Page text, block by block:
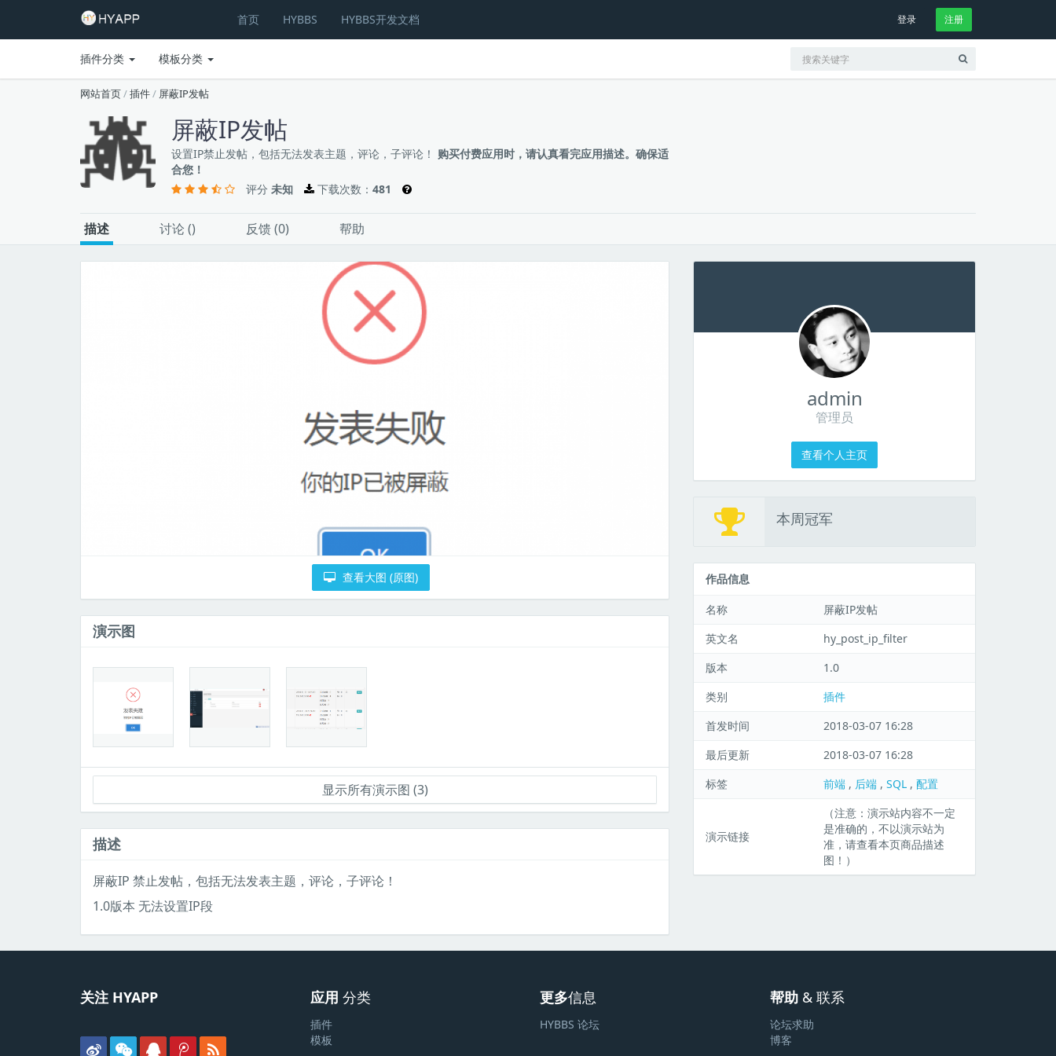
首页 HYBBS HYBBS开发文档 登录 注册
插件分类 模板分类
网站首页/插件/ 屏蔽IP发帖
屏蔽IP发帖
设置IP禁止发帖，包括无法发表主题，评论，子评论！ 购买付费应用时，请认真看完应用描述。确保适
合您！
评分 未知 下载次数： 481
描述 讨论 () 反馈 (0) 帮助
查看大图 (原图)
演示图
显示所有演示图 (3)
描述
屏蔽IP 禁止发帖，包括无法发表主题，评论，子评论！
1.0版本 无法设置IP段
admin
管理员
查看个人主页
本周冠军
作品信息
名称
屏蔽IP发帖
英文名
hy_post_ip_filter
版本
1.0
类别
插件
首发时间
2018-03-07 16:28
最后更新
2018-03-07 16:28
标签
前端 , 后端 , SQL , 配置
演示链接
（注意：演示站内容不一定
是准确的，不以演示站为
准，请查看本页商品描述
图！）
关注 HYAPP 应用 分类
插件
模板
更多信息
HYBBS 论坛
帮助& 联系
论坛求助
博客